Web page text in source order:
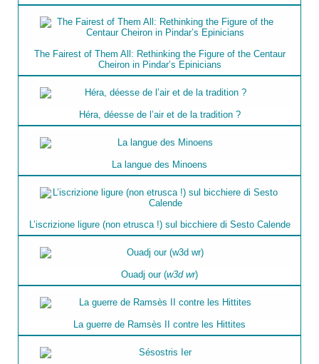
The Fairest of Them All: Rethinking the Figure of the Centaur
Cheiron in Pindar’s Epinicians
Héra, déesse de l’air et de la tradition ?
La langue des Minoens
L’iscrizione ligure (non etrusca !) sul bicchiere di Sesto Calende
Ouadj our (w3d wr)
La guerre de Ramsès II contre les Hittites